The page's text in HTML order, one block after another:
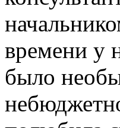
времени у
было